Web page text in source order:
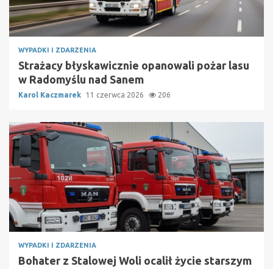
WYPADKI I ZDARZENIA
Strażacy błyskawicznie opanowali pożar lasu
w Radomyślu nad Sanem
Karol Kaczmarek 11 czerwca 2026 206
WYPADKI I ZDARZENIA
Bohater z Stalowej Woli ocalił życie starszym